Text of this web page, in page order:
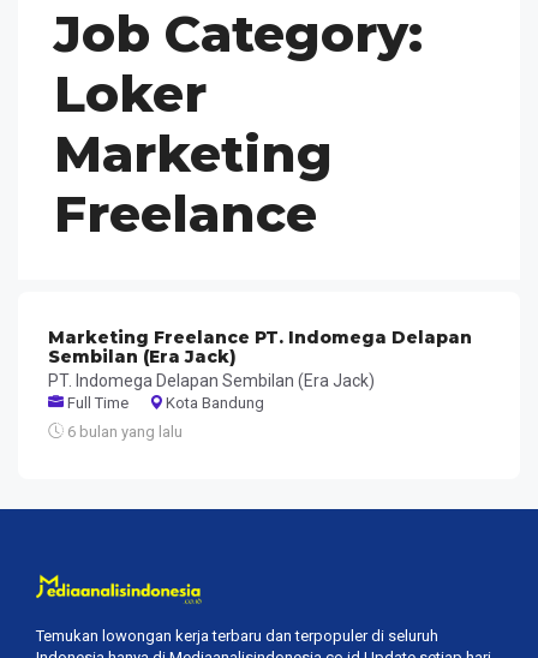
Job Category:
Loker
Marketing
Freelance
Marketing Freelance PT. Indomega Delapan
Sembilan (Era Jack)
PT. Indomega Delapan Sembilan (Era Jack)
Full Time
Kota Bandung
6 bulan yang lalu
Temukan lowongan kerja terbaru dan terpopuler di seluruh